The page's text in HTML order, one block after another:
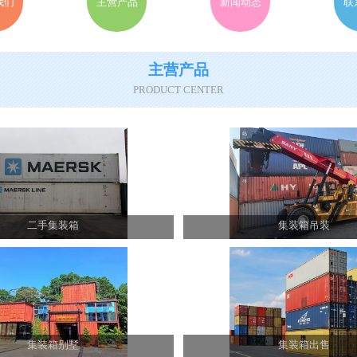
主营产品
PRODUCT CENTER
二手集装箱 集装箱吊装
集装箱别墅 集装箱出售